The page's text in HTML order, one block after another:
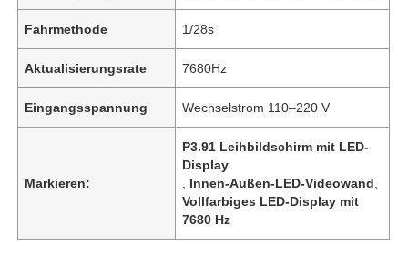
Fahrmethode 1/28s
Aktualisierungsrate 7680Hz
Eingangsspannung Wechselstrom 110–220 V
Markieren:
P3.91 Leihbildschirm mit LED-
Display
Innen-Außen-LED-Videowand
Vollfarbiges LED-Display mit
7680 Hz